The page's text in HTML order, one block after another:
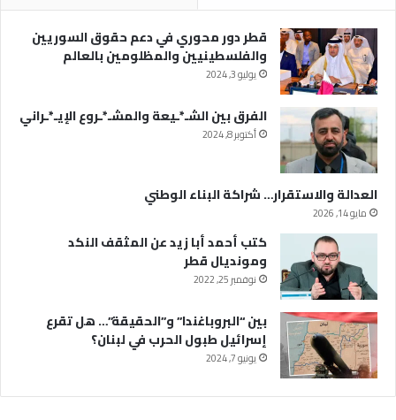
قطر دور محوري في دعم حقوق السوريين
والفلسطينيين والمظلومين بالعالم
يوليو 3, 2024
الفرق بين الشـ*ـيعة والمشـ*ـروع الإيـ*ـراني
أكتوبر 8, 2024
العدالة والاستقرار… شراكة البناء الوطني
مايو 14, 2026
كتب أحمد أبا زيد عن المثقف النكد
ومونديال قطر
نوفمبر 25, 2022
بين “البروباغندا” و”الحقيقة”… هل تقرع
إسرائيل طبول الحرب في لبنان؟
يونيو 7, 2024